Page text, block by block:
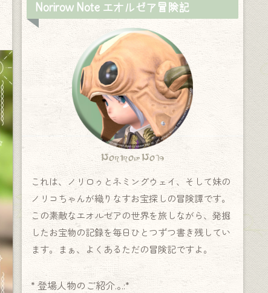
Norirow Note エオルゼア冒険記
Norirow Note
これは、ノリロゥとネミングウェイ、そして妹の
ノリコちゃんが織りなすお宝探しの冒険譚です。
この素敵なエオルゼアの世界を旅しながら、発掘
したお宝物の記録を毎日ひとつずつ書き残してい
ます。まぁ、よくあるただの冒険記ですよ。
* 登場人物のご紹介.｡.:*